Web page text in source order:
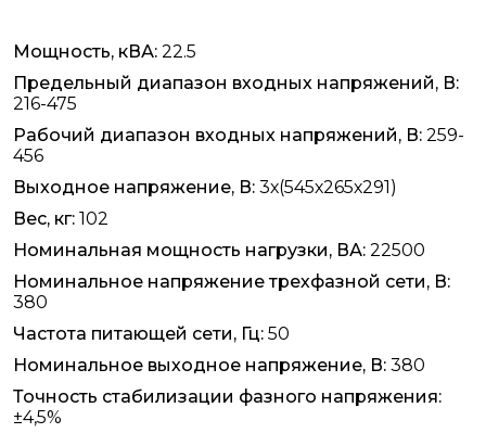
Мощность, кВА: 22.5
Предельный диапазон входных напряжений, В:
216-475
Рабочий диапазон входных напряжений, В: 259-
456
Выходное напряжение, В: 3х(545х265х291)
Вес, кг: 102
Номинальная мощность нагрузки, ВА: 22500
Номинальное напряжение трехфазной сети, В:
380
Частота питающей сети, Гц: 50
Номинальное выходное напряжение, В: 380
Точность стабилизации фазного напряжения:
±4,5%